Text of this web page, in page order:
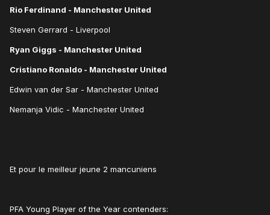
Rio Ferdinand - Manchester United
Steven Gerrard - Liverpool
Ryan Giggs - Manchester United
Cristiano Ronaldo - Manchester United
Edwin van der Sar - Manchester United
Nemanja Vidic - Manchester United
Et pour le meilleur jeune 2 mancuniens
PFA Young Player of the Year contenders: